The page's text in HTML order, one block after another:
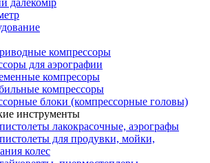
далекомір
компрессоры
для аэрографии
компресоры
компрессоры
блоки (компрессорные головы)
инструменты
лакокрасочные, аэрографы
для продувки, мойки,
колес